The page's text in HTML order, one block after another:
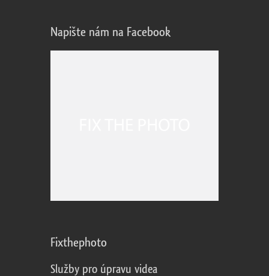
Napište nám na Facebook
Fixthephoto
Služby pro úpravu videa